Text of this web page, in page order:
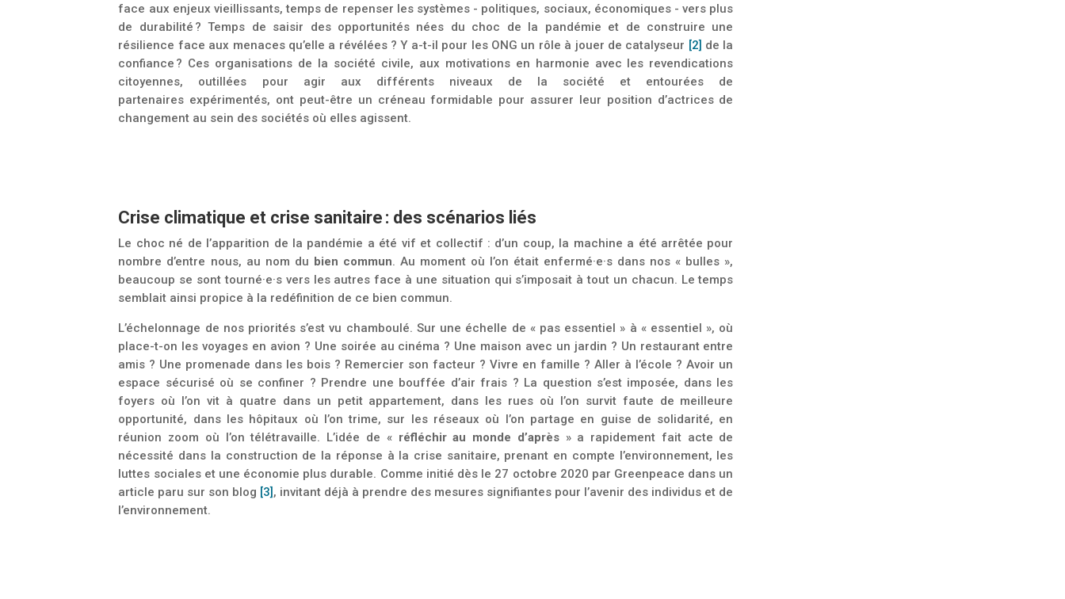
face aux enjeux vieillissants, temps de repenser les systèmes - politiques, sociaux, économiques - vers plus
de durabilité ? Temps de saisir des opportunités nées du choc de la pandémie et de construire une
résilience face aux menaces qu’elle a révélées ? Y a-t-il pour les ONG un rôle à jouer de catalyseur [2] de la
confiance ? Ces organisations de la société civile, aux motivations en harmonie avec les revendications
citoyennes, outillées pour agir aux différents niveaux de la société et entourées de
partenaires expérimentés, ont peut-être un créneau formidable pour assurer leur position d’actrices de
changement au sein des sociétés où elles agissent.
Crise climatique et crise sanitaire : des scénarios liés
Le choc né de l’apparition de la pandémie a été vif et collectif : d’un coup, la machine a été arrêtée pour
nombre d’entre nous, au nom du bien commun. Au moment où l’on était enfermé·e·s dans nos « bulles »,
beaucoup se sont tourné·e·s vers les autres face à une situation qui s’imposait à tout un chacun. Le temps
semblait ainsi propice à la redéfinition de ce bien commun.
L’échelonnage de nos priorités s’est vu chamboulé. Sur une échelle de « pas essentiel » à « essentiel », où
place-t-on les voyages en avion ? Une soirée au cinéma ? Une maison avec un jardin ? Un restaurant entre
amis ? Une promenade dans les bois ? Remercier son facteur ? Vivre en famille ? Aller à l’école ? Avoir un
espace sécurisé où se confiner ? Prendre une bouffée d’air frais ? La question s’est imposée, dans les
foyers où l’on vit à quatre dans un petit appartement, dans les rues où l’on survit faute de meilleure
opportunité, dans les hôpitaux où l’on trime, sur les réseaux où l’on partage en guise de solidarité, en
réunion zoom où l’on télétravaille. L’idée de « réfléchir au monde d’après» a rapidement fait acte de
nécessité dans la construction de la réponse à la crise sanitaire, prenant en compte l’environnement, les
luttes sociales et une économie plus durable. Comme initié dès le 27 octobre 2020 par Greenpeace dans un
article paru sur son blog [3] , invitant déjà à prendre des mesures signifiantes pour l’avenir des individus et de
l’environnement.